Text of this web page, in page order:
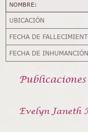
NOMBRE:
UBICACIÓN
FECHA DE
FECHA DE
Evelyn Janeth